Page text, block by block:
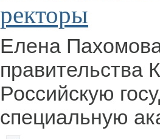
ректоры
Елена
правительства
Российскую
специальную